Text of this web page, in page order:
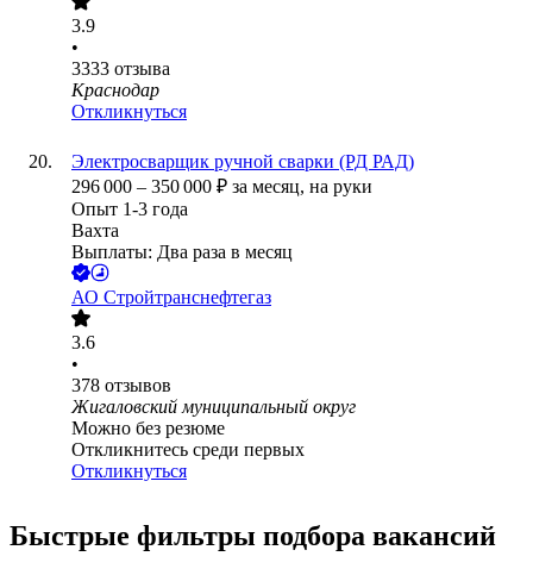
3.9
•
3333 отзыва
Краснодар
Откликнуться
Электросварщик ручной сварки (РД РАД)
296 000 – 350 000 ₽ за месяц, на руки
Опыт 1-3 года
Вахта
Выплаты: Два раза в месяц
АО Стройтранснефтегаз
3.6
•
378 отзывов
Жигаловский муниципальный округ
Можно без резюме
Откликнитесь среди первых
Откликнуться
Быстрые фильтры подбора вакансий